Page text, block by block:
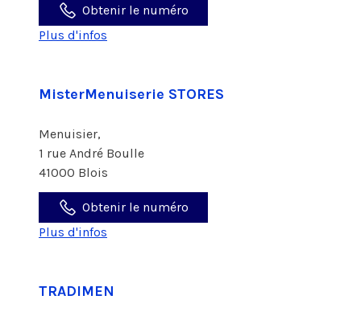
Obtenir le numéro
Plus d'infos
MisterMenuiserie STORES
Menuisier,
1 rue André Boulle
41000 Blois
Obtenir le numéro
Plus d'infos
TRADIMEN